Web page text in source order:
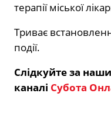
терапії міської
Триває
події.
Слідкуйте за
каналі Субота